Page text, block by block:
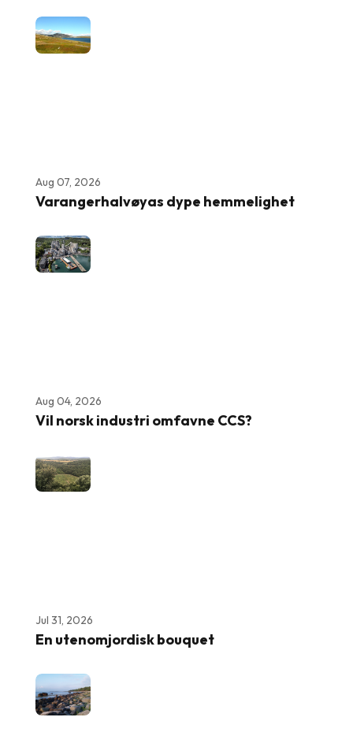
Aug 07, 2026
Varangerhalvøyas dype hemmelighet
Aug 04, 2026
Vil norsk industri omfavne CCS?
Jul 31, 2026
En utenomjordisk bouquet